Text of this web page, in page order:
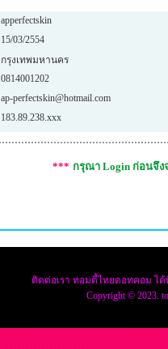
apperfectskin
15/03/2554
กรุงเทพมหานคร
0814001202
ap-perfectskin@hotmail.com
183.89.238.xxx
*** กรุณา Login ก่อนจึง